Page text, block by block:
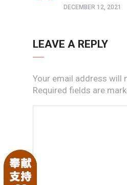
DECEMBER 12, 2021
LEAVE A REPLY
Your email address will
Required fields are